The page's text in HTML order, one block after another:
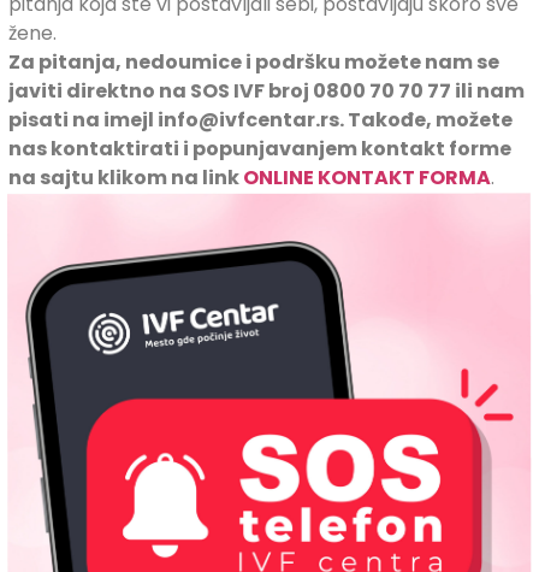
žene.
Za pitanja, nedoumice i podršku možete nam se
javiti direktno na SOS IVF broj 0800 70 70 77 ili nam
pisati na imejl info@ivfcentar.rs. Takođe, možete
nas kontaktirati i popunjavanjem kontakt forme
na sajtu klikom na linkONLINE KONTAKT FORMA.